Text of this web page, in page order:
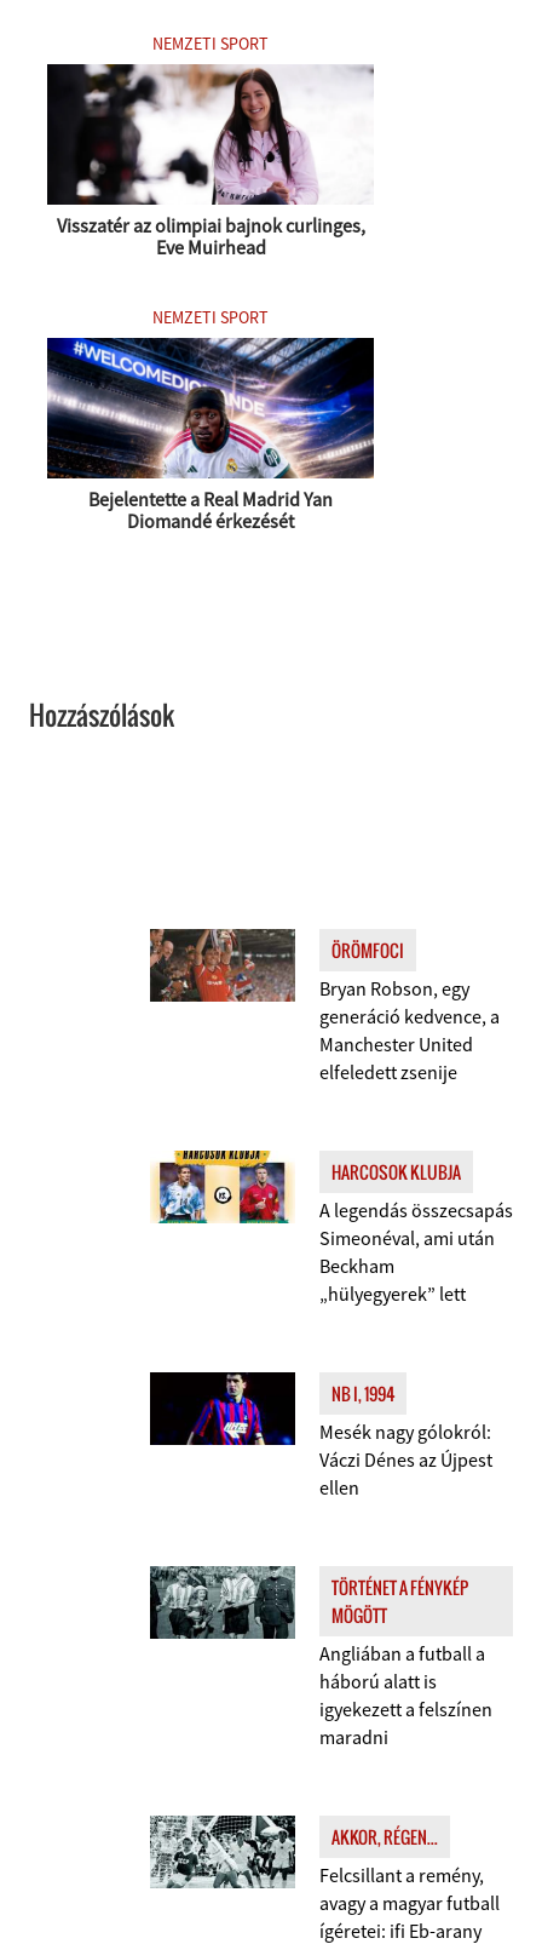
NEMZETI SPORT
Visszatér az olimpiai bajnok curlinges,
Eve Muirhead
NEMZETI SPORT
Bejelentette a Real Madrid Yan
Diomandé érkezését
Hozzászólások
ÖRÖMFOCI
Bryan Robson, egy
generáció kedvence, a
Manchester United
elfeledett zsenije
HARCOSOK KLUBJA
A legendás összecsapás
Simeonéval, ami után
Beckham
„hülyegyerek” lett
NB I, 1994
Mesék nagy gólokról:
Váczi Dénes az Újpest
ellen
TÖRTÉNET A FÉNYKÉP
MÖGÖTT
Angliában a futball a
háború alatt is
igyekezett a felszínen
maradni
AKKOR, RÉGEN...
Felcsillant a remény,
avagy a magyar futball
ígéretei: ifi Eb-arany